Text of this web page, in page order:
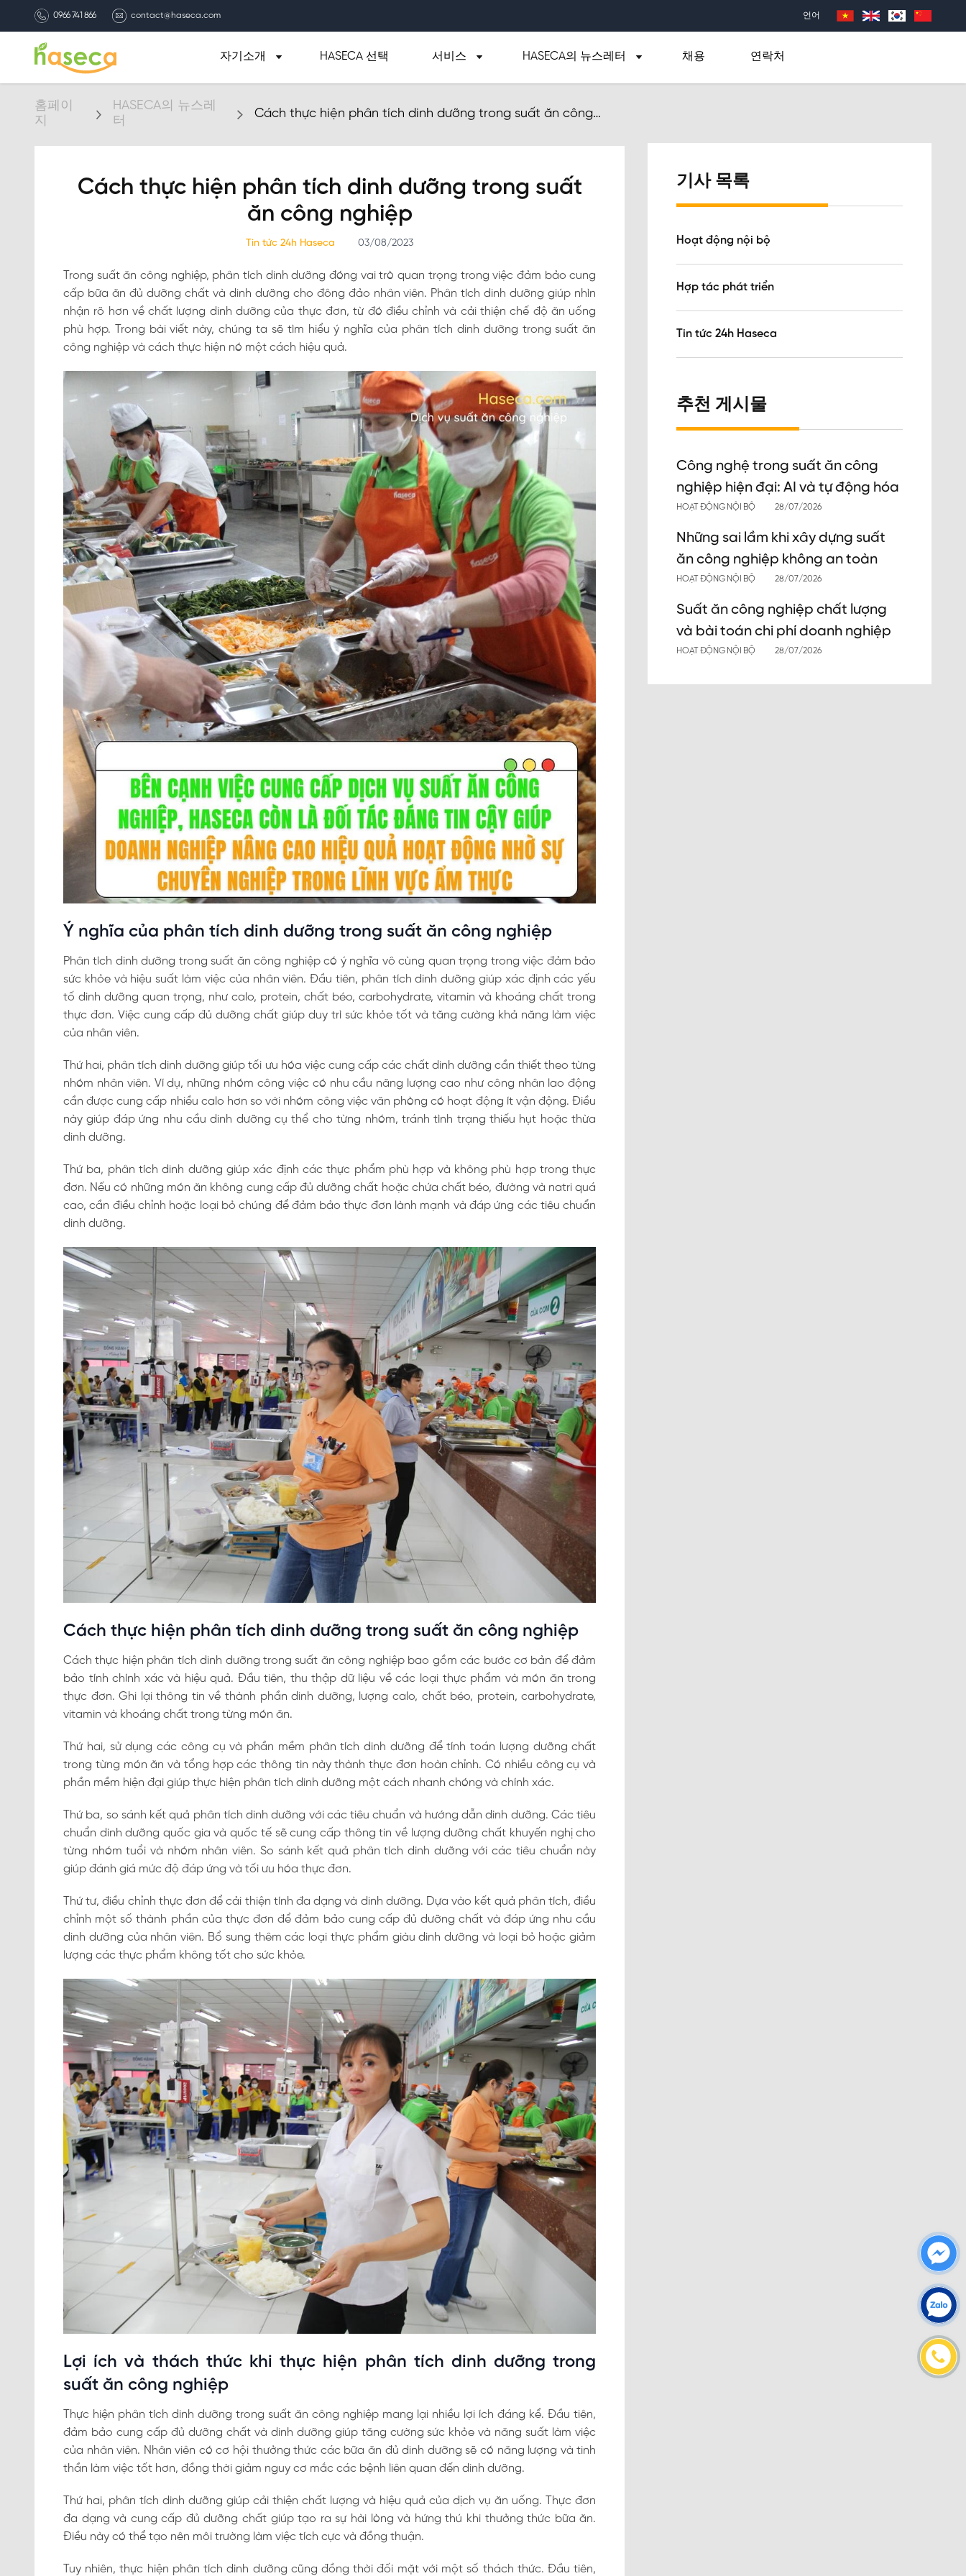
0966 741 866 contact@haseca.com 언어
자기소개 HASECA 선택 서비스 HASECA의 뉴스레터 채용 연락처
홈페이
지
HASECA의 뉴스레
터
Cách thực hiện phân tích dinh dưỡng trong suất ăn công
Cách thực hiện phân tích dinh dưỡng trong suất
ăn công nghiệp
Tin tức 24h Haseca 03/08/2023
Trong suất ăn công nghiệp, phân tích dinh dưỡng đóng vai trò quan trọng trong việc đảm bảo cung
cấp bữa ăn đủ dưỡng chất và dinh dưỡng cho đông đảo nhân viên. Phân tích dinh dưỡng giúp nhìn
nhận rõ hơn về chất lượng dinh dưỡng của thực đơn, từ đó điều chỉnh và cải thiện chế độ ăn uống
phù hợp. Trong bài viết này, chúng ta sẽ tìm hiểu ý nghĩa của phân tích dinh dưỡng trong suất ăn
công nghiệp và cách thực hiện nó một cách hiệu quả.
Ý nghĩa của phân tích dinh dưỡng trong suất ăn công nghiệp
Phân tích dinh dưỡng trong suất ăn công nghiệp có ý nghĩa vô cùng quan trọng trong việc đảm bảo
sức khỏe và hiệu suất làm việc của nhân viên. Đầu tiên, phân tích dinh dưỡng giúp xác định các yếu
tố dinh dưỡng quan trọng, như calo, protein, chất béo, carbohydrate, vitamin và khoáng chất trong
thực đơn. Việc cung cấp đủ dưỡng chất giúp duy trì sức khỏe tốt và tăng cường khả năng làm việc
của nhân viên.
Thứ hai, phân tích dinh dưỡng giúp tối ưu hóa việc cung cấp các chất dinh dưỡng cần thiết theo từng
nhóm nhân viên. Ví dụ, những nhóm công việc có nhu cầu năng lượng cao như công nhân lao động
cần được cung cấp nhiều calo hơn so với nhóm công việc văn phòng có hoạt động ít vận động. Điều
này giúp đáp ứng nhu cầu dinh dưỡng cụ thể cho từng nhóm, tránh tình trạng thiếu hụt hoặc thừa
dinh dưỡng.
Thứ ba, phân tích dinh dưỡng giúp xác định các thực phẩm phù hợp và không phù hợp trong thực
đơn. Nếu có những món ăn không cung cấp đủ dưỡng chất hoặc chứa chất béo, đường và natri quá
cao, cần điều chỉnh hoặc loại bỏ chúng để đảm bảo thực đơn lành mạnh và đáp ứng các tiêu chuẩn
dinh dưỡng.
Cách thực hiện phân tích dinh dưỡng trong suất ăn công nghiệp
Cách thực hiện phân tích dinh dưỡng trong suất ăn công nghiệp bao gồm các bước cơ bản để đảm
bảo tính chính xác và hiệu quả. Đầu tiên, thu thập dữ liệu về các loại thực phẩm và món ăn trong
thực đơn. Ghi lại thông tin về thành phần dinh dưỡng, lượng calo, chất béo, protein, carbohydrate,
vitamin và khoáng chất trong từng món ăn.
Thứ hai, sử dụng các công cụ và phần mềm phân tích dinh dưỡng để tính toán lượng dưỡng chất
trong từng món ăn và tổng hợp các thông tin này thành thực đơn hoàn chỉnh. Có nhiều công cụ và
phần mềm hiện đại giúp thực hiện phân tích dinh dưỡng một cách nhanh chóng và chính xác.
Thứ ba, so sánh kết quả phân tích dinh dưỡng với các tiêu chuẩn và hướng dẫn dinh dưỡng. Các tiêu
chuẩn dinh dưỡng quốc gia và quốc tế sẽ cung cấp thông tin về lượng dưỡng chất khuyến nghị cho
từng nhóm tuổi và nhóm nhân viên. So sánh kết quả phân tích dinh dưỡng với các tiêu chuẩn này
giúp đánh giá mức độ đáp ứng và tối ưu hóa thực đơn.
Thứ tư, điều chỉnh thực đơn để cải thiện tính đa dạng và dinh dưỡng. Dựa vào kết quả phân tích, điều
chỉnh một số thành phần của thực đơn để đảm bảo cung cấp đủ dưỡng chất và đáp ứng nhu cầu
dinh dưỡng của nhân viên. Bổ sung thêm các loại thực phẩm giàu dinh dưỡng và loại bỏ hoặc giảm
lượng các thực phẩm không tốt cho sức khỏe.
Lợi ích và thách thức khi thực hiện phân tích dinh dưỡng trong
suất ăn công nghiệp
Thực hiện phân tích dinh dưỡng trong suất ăn công nghiệp mang lại nhiều lợi ích đáng kể. Đầu tiên,
đảm bảo cung cấp đủ dưỡng chất và dinh dưỡng giúp tăng cường sức khỏe và năng suất làm việc
của nhân viên. Nhân viên có cơ hội thưởng thức các bữa ăn đủ dinh dưỡng sẽ có năng lượng và tinh
thần làm việc tốt hơn, đồng thời giảm nguy cơ mắc các bệnh liên quan đến dinh dưỡng.
Thứ hai, phân tích dinh dưỡng giúp cải thiện chất lượng và hiệu quả của dịch vụ ăn uống. Thực đơn
đa dạng và cung cấp đủ dưỡng chất giúp tạo ra sự hài lòng và hứng thú khi thưởng thức bữa ăn.
Điều này có thể tạo nên môi trường làm việc tích cực và đồng thuận.
Tuy nhiên, thực hiện phân tích dinh dưỡng cũng đồng thời đối mặt với một số thách thức. Đầu tiên,
기사 목록
Hoạt động nội bộ
Hợp tác phát triển
Tin tức 24h Haseca
추천 게시물
Công nghệ trong suất ăn công
nghiệp hiện đại: AI và tự động hóa
HOẠT ĐỘNG NỘI BỘ 28/07/2026
Những sai lầm khi xây dựng suất
ăn công nghiệp không an toàn
HOẠT ĐỘNG NỘI BỘ 28/07/2026
Suất ăn công nghiệp chất lượng
và bài toán chi phí doanh nghiệp
HOẠT ĐỘNG NỘI BỘ 28/07/2026